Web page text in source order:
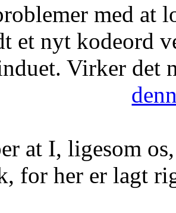
med at
et nyt kodeord
Virker det
at I, ligesom
for her er lagt